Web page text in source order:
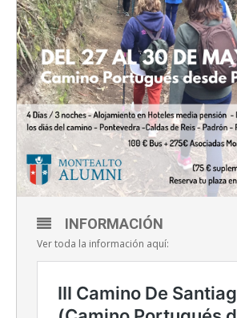
INFORMACIÓN
Ver toda la información aquí: